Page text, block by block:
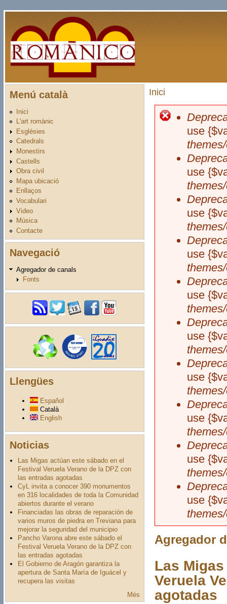
Vés al contingut
Menú català
Inici
L'art romànic
Esglésies
Catedrals
Monestirs
Castells
Obra civil
Mapa ubicació
Enllaços
Vocabulari
Video
Música
Contacte
Navegació
Agregador de canals
Fonts
Llengües
Español
Català
English
Noticias
Las Migas actúan este sábado en el
Festival Veruela Verano de la DPZ con
las entradas agotadas
CyL invita a conocer 390 monumentos
en 316 localidades de toda la Comunidad
abiertos durante el verano
Financiadas las obras de reparación de
varios muros de piedra en Treviana para
mejorar la seguridad del municipio
Pancho Varona abre este sábado el
Festival Veruela Verano de la DPZ con
las entradas agotadas
El Gobierno de Aragón garantiza la
apertura de Santa María de Iguácel y
recupera las visitas
Més
Esteu aquí
Inici
use
use
use
use
use
use
use
use
use
use
Agregador
Las
Veruela
agotadas